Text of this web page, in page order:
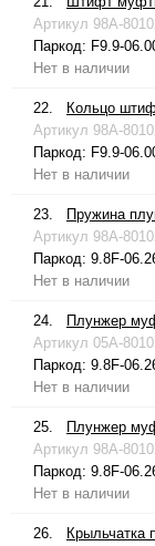
Артикул 98A-
Паркод: F9.9-
Нет в наличии
22.
Кольцо
Артикул 98A-
Паркод: F9.9-
Нет в наличии
23.
Пружина
Артикул 98A-
Паркод: 9.8F-
Нет в наличии
24.
Плунжер
Артикул 05A-
Паркод: 9.8F-
Нет в наличии
25.
Плунжер
Артикул 98A-
Паркод: 9.8F-
Нет в наличии
26.
Крыльчатка